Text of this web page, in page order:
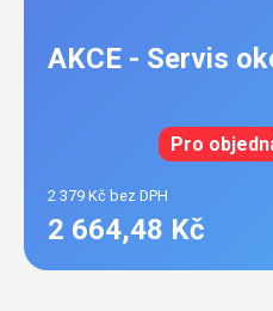
AKCE - Servis
Pro
2 379 Kč bez DPH
2 664,48 Kč